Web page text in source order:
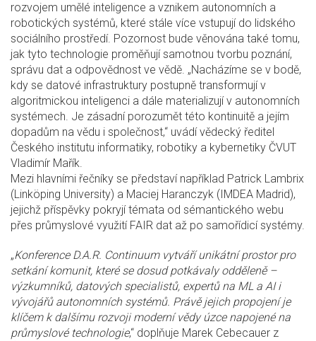
rozvojem umělé inteligence a vznikem autonomních a
robotických systémů, které stále více vstupují do lidského
sociálního prostředí. Pozornost bude věnována také tomu,
jak tyto technologie proměňují samotnou tvorbu poznání,
správu dat a odpovědnost ve vědě. „Nacházíme se v bodě,
kdy se datové infrastruktury postupně transformují v
algoritmickou inteligenci a dále materializují v autonomních
systémech. Je zásadní porozumět této kontinuitě a jejím
dopadům na vědu i společnost,“ uvádí vědecký ředitel
Českého institutu informatiky, robotiky a kybernetiky ČVUT
Vladimír Mařík.
Mezi hlavními řečníky se představí například Patrick Lambrix
(Linköping University) a Maciej Haranczyk (IMDEA Madrid),
jejichž příspěvky pokryjí témata od sémantického webu
přes průmyslové využití FAIR dat až po samořídicí systémy.
„Konference D.A.R. Continuum vytváří unikátní prostor pro
setkání komunit, které se dosud potkávaly odděleně –
výzkumníků, datových specialistů, expertů na ML a AI i
vývojářů autonomních systémů. Právě jejich propojení je
klíčem k dalšímu rozvoji moderní vědy úzce napojené na
průmyslové technologie,“ doplňuje Marek Cebecauer z